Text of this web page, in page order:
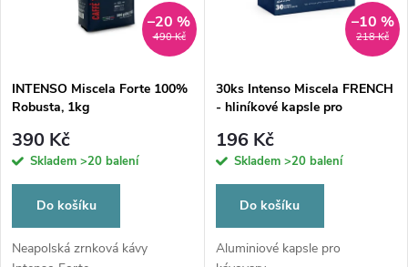
p
r
o
d
s
p
r
o
490 Kč
–20 %
INTENSO Miscela Forte 100%
Robusta, 1kg
390 Kč
Skladem >20 balení
Do košíku
Neapolská zrnková kávy
218 Kč
–10 %
30ks Intenso Miscela FRENCH
- hliníkové kapsle pro
196 Kč
Skladem >20 balení
Do košíku
Aluminiové kapsle pro